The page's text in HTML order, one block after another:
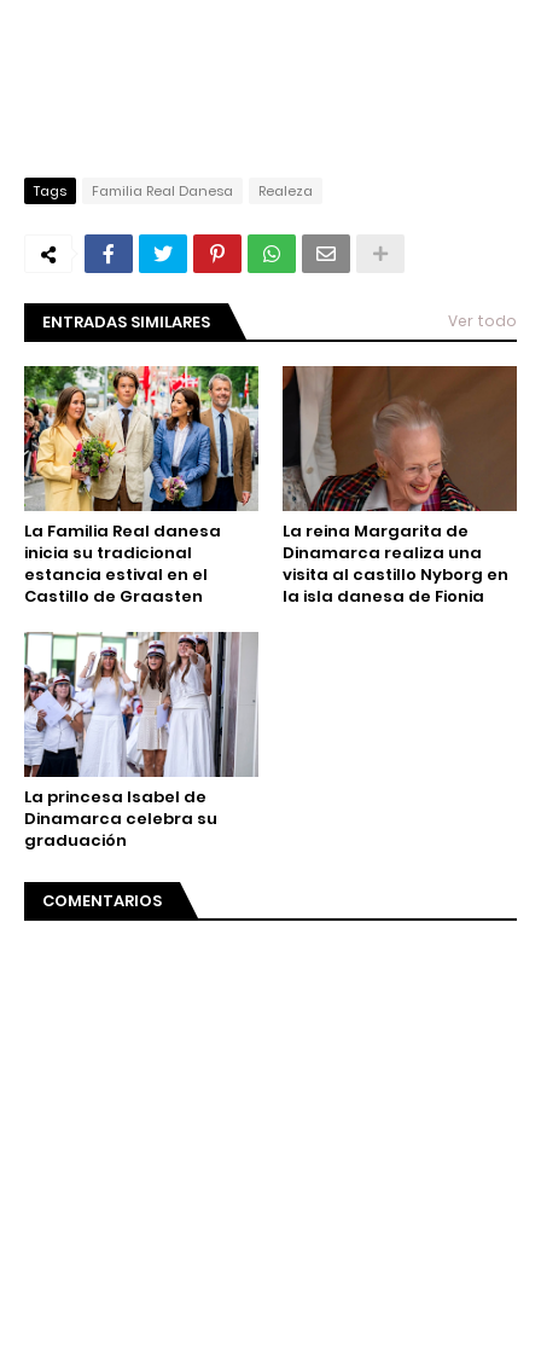
Tags Familia Real Danesa Realeza
ENTRADAS SIMILARES Ver todo
La Familia Real danesa
inicia su tradicional
estancia estival en el
Castillo de Graasten
La reina Margarita de
Dinamarca realiza una
visita al castillo Nyborg en
la isla danesa de Fionia
La princesa Isabel de
Dinamarca celebra su
graduación
COMENTARIOS